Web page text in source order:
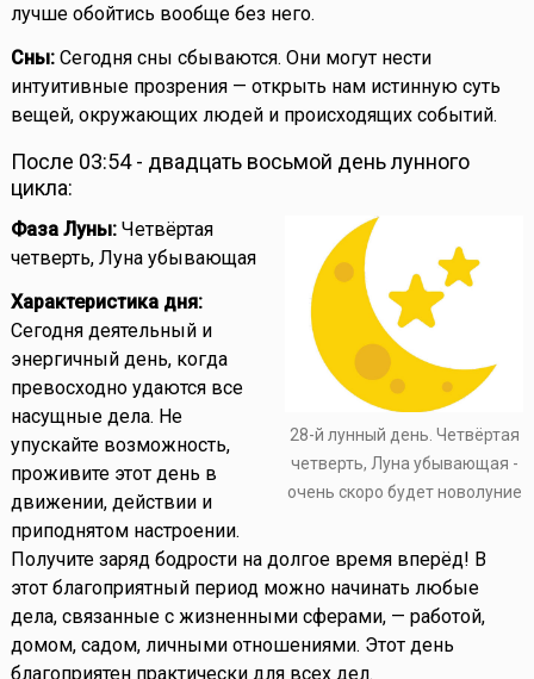
лучше обойтись вообще без него.
Сны:Сегодня сны сбываются. Они могут нести
интуитивные прозрения — открыть нам истинную суть
вещей, окружающих людей и происходящих событий.
После 03:54 - двадцать восьмой день лунного
цикла:
28-й лунный день. Четвёртая
четверть, Луна убывающая -
очень скоро будет новолуние
Фаза Луны:Четвёртая
четверть, Луна убывающая
Характеристика дня:
Сегодня деятельный и
энергичный день, когда
превосходно удаются все
насущные дела. Не
упускайте возможность,
проживите этот день в
движении, действии и
приподнятом настроении.
Получите заряд бодрости на долгое время вперёд! В
этот благоприятный период можно начинать любые
дела, связанные с жизненными сферами, — работой,
домом, садом, личными отношениями. Этот день
благоприятен практически для всех дел.